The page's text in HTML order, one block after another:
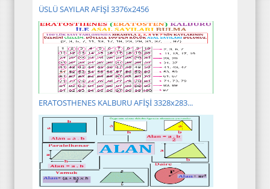
ÜSLÜ SAYILAR AFİŞİ 3376x2456
ERATOSTHENES KALBURU AFİŞİ 3328x283...